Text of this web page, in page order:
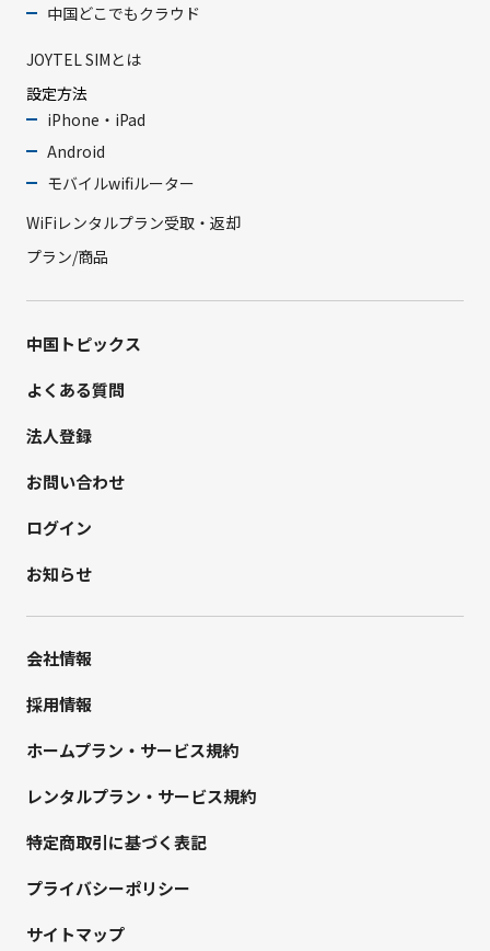
中国どこでもクラウド
JOYTEL SIMとは
設定方法
iPhone・iPad
Android
モバイルwifiルーター
WiFiレンタルプラン受取・返却
プラン/商品
中国トピックス
よくある質問
法人登録
お問い合わせ
ログイン
お知らせ
会社情報
採用情報
ホームプラン・サービス規約
レンタルプラン・サービス規約
特定商取引に基づく表記
プライバシーポリシー
サイトマップ